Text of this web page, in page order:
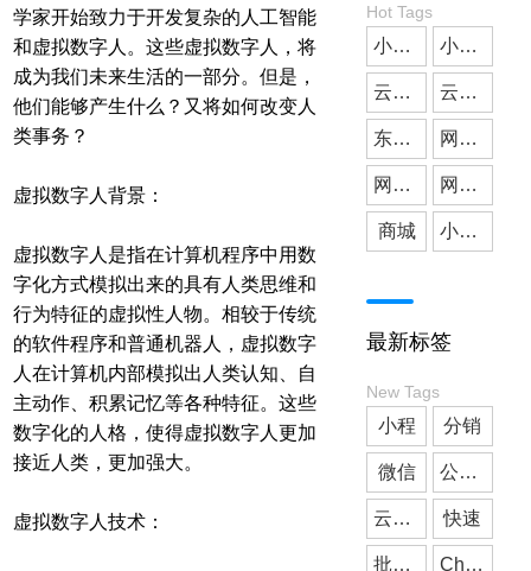
学家开始致力于开发复杂的人工智能
和虚拟数字人。这些虚拟数字人，将
成为我们未来生活的一部分。但是，
他们能够产生什么？又将如何改变人
类事务？
虚拟数字人背景：
虚拟数字人是指在计算机程序中用数
字化方式模拟出来的具有人类思维和
行为特征的虚拟性人物。相较于传统
的软件程序和普通机器人，虚拟数字
人在计算机内部模拟出人类认知、自
主动作、积累记忆等各种特征。这些
数字化的人格，使得虚拟数字人更加
接近人类，更加强大。
虚拟数字人技术：
迎的社交
媒体应用
Hot Tags
小微公司 小程序开发
云派网络 云派小程序开发
东莞小程序开发 网站建设
网站搭建 网站开发
商城 小程序商城
最新标签
New Tags
小程 分销
微信 公众号开发
云派小程序开发 快速
批发小程序 ChatGPT